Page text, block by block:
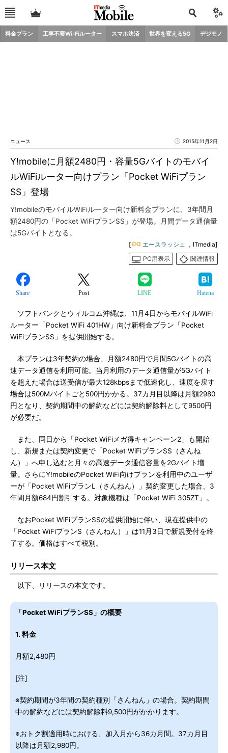
料金プラン 工事不要Wi-Fiルーター スマホ決済 世界を変える5G デジモノ
ニュース 2015年11月2日
Y!mobileに月額2480円・容量5Gバイトのモバイ
ルWiFiルーター向けプラン「Pocket WiFiプラン
SS」登場
Y!mobileのモバイルWiFiルーター向け新料金プランに、3年間月
額2480円の「Pocket WiFiプランSS」が登場。月間データ通信量
は5Gバイトとなる。
[ エースラッシュ ，ITmedia]
PC用表示
関連情報
Share Post LINE Hatena
ソフトバンクとウィルコム沖縄は、11月4日からモバイルWiFi
ルーター「Pocket WiFi 401HW」向け新料金プラン「Pocket
WiFiプランSS」を提供開始する。
本プランは3年契約の場合、月額2480円で月間5Gバイトの高
速データ通信を利用可能。当月利用のデータ通信量が5Gバイト
を超えた場合は送受信が最大128kbpsまで低速化し、速度を戻す
場合は500Mバイトごと500円かかる。37カ月目以降は月額2980
円となり、契約期間中の解約などには契約解除料として9500円
が必要だ。
また、同日から「Pocket WiFiメガ得キャンペーン2」も開始
し、新規または契約変更で「Pocket WiFiプランSS（さんね
ん）」へ申し込むと月々の高速データ通信容量を2Gバイト増
量。さらにY!mobileのPocket WiFi向けプランを利用中のユーザ
ーが「Pocket WiFiプランL（さんねん）」契約変更した場合、3
年間月額684円割引する。対象機種は「Pocket WiFi 305ZT」。
なおPocket WiFiプランSSの提供開始に伴い、現在提供中の
「Pocket WiFiプランS（さんねん）」は11月3日で新規受付を終
了する。価格はすべて税別。
リリース本文
以下、リリースの本文です。
「Pocket WiFiプランSS」の概要
1. 料金
月額2,480円
[注]
※契約期間が3年間の契約種別「さんねん」の場合。契約期間
中の解約などには契約解除料9,500円がかかります。
※おトク割適用時における、加入月から36カ月間。37カ月目
以降は月額2,980円。